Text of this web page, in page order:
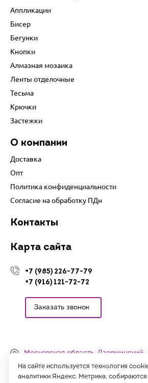
Аппликации
Бисер
Бегунки
Кнопки
Алмазная мозаика
Ленты отделочные
Тесьма
Крючки
Застежки
О компании
Доставка
Опт
Политика конфиденциальности
Согласие на обработку ПДн
Контакты
Карта сайта
+7 (985) 226-77-79
+7 (916) 121-72-72
Заказать звонок
Московская область, Дзержинский,
Денисьевский проезд, 15 (офис)
На сайте используется технология
аналитики Яндекс. Метрика,